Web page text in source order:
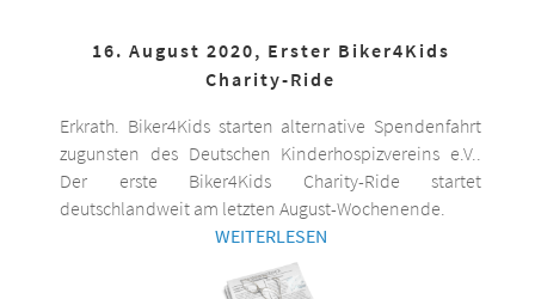
16. August 2020, Erster Biker4Kids
Charity-Ride
Erkrath. Biker4Kids starten alternative Spendenfahrt
zugunsten des Deutschen Kinderhospizvereins e.V..
Der erste Biker4Kids Charity-Ride startet
deutschlandweit am letzten August-Wochenende.
WEITERLESEN